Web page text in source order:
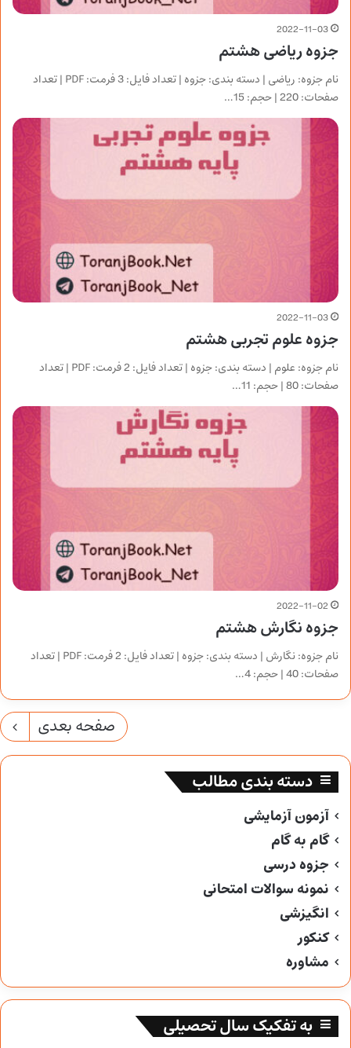
2022-11-03
جزوه ریاضی هشتم
نام جزوه: ریاضی | دسته بندی: جزوه | تعداد فایل: 3 فرمت: PDF | تعداد
صفحات: 220 | حجم: 15…
2022-11-03
جزوه علوم تجربی هشتم
نام جزوه: علوم | دسته بندی: جزوه | تعداد فایل: 2 فرمت: PDF | تعداد
صفحات: 80 | حجم: 11…
2022-11-02
جزوه نگارش هشتم
نام جزوه: نگارش | دسته بندی: جزوه | تعداد فایل: 2 فرمت: PDF | تعداد
صفحات: 40 | حجم: 4…
صفحه بعدی
دسته بندی مطالب
آزمون آزمایشی
گام به گام
جزوه درسی
نمونه سوالات امتحانی
انگیزشی
کنکور
مشاوره
به تفکیک سال تحصیلی